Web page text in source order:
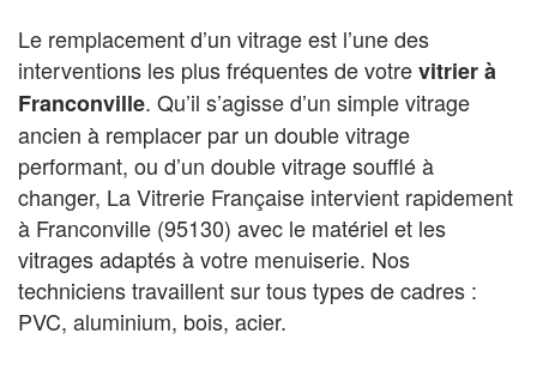
Le remplacement d’un vitrage est l’une des
interventions les plus fréquentes de votrevitrier à
Franconville. Qu’il s’agisse d’un simple vitrage
ancien à remplacer par un double vitrage
performant, ou d’un double vitrage soufflé à
changer, La Vitrerie Française intervient rapidement
à Franconville (95130) avec le matériel et les
vitrages adaptés à votre menuiserie. Nos
techniciens travaillent sur tous types de cadres :
PVC, aluminium, bois, acier.